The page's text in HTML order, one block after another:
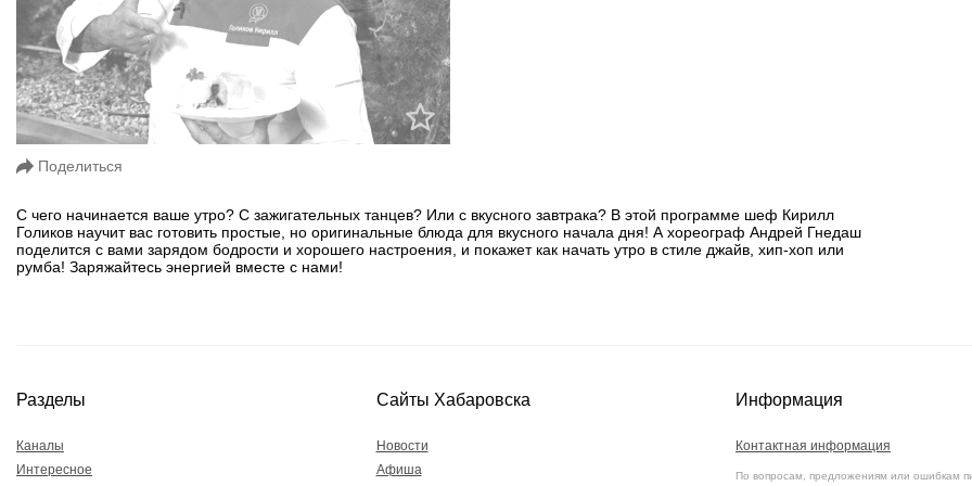
Поделиться
С чего начинается ваше утро? С зажигательных танцев? Или с вкусного завтрака? В этой программе шеф Кирилл
Голиков научит вас готовить простые, но оригинальные блюда для вкусного начала дня! А хореограф Андрей Гнедаш
поделится с вами зарядом бодрости и хорошего настроения, и покажет как начать утро в стиле джайв, хип-хоп или
румба! Заряжайтесь энергией вместе с нами!
Разделы
Каналы
Интересное
Сайты Хабаровска
Новости
Афиша
Информация
Контактная информация
По вопросам, предложениям или ошибкам